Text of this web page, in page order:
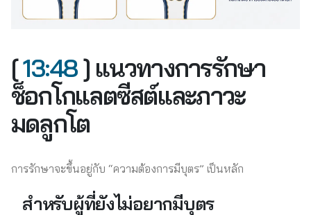
[13:48] แนวทางการรักษา
ช็อกโกแลตซีสต์และภาวะ
มดลูกโต
การรักษาจะขึ้นอยู่กับ “ความต้องการมีบุตร” เป็นหลัก
สำหรับผู้ที่ยังไม่อยากมีบุตร